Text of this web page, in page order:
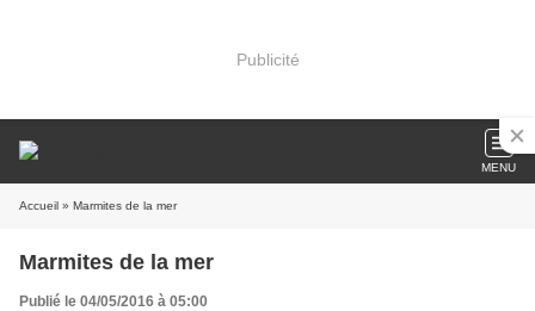
Publicité
MENU
Accueil » Marmites de la mer
Marmites de la mer
Publié le 04/05/2016 à 05:00